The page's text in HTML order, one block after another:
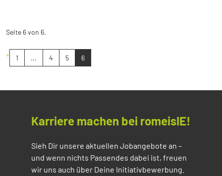
Seite 6 von 6.
« 1 ... 4 5 6
Karriere machen bei romeisIE!
Sieh Dir unsere aktuellen Jobangebote an –
und wenn nichts Passendes dabei ist, freuen
wir uns auch über Deine Initiativbewerbung.